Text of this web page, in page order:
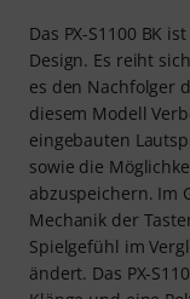
Das PX-S1100 BK
Design. Es reiht
es den Nachfolger
diesem Modell
eingebauten
sowie die
abzuspeichern. Im
Mechanik der
Spielgefühl im
ändert. Das PX-